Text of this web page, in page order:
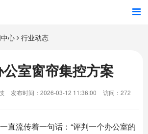
心 行业动态
室窗帘集控方案
发布时间：2026-03-12 11:36:00 访问：272
直流传着一句话：“评判一个办公室的